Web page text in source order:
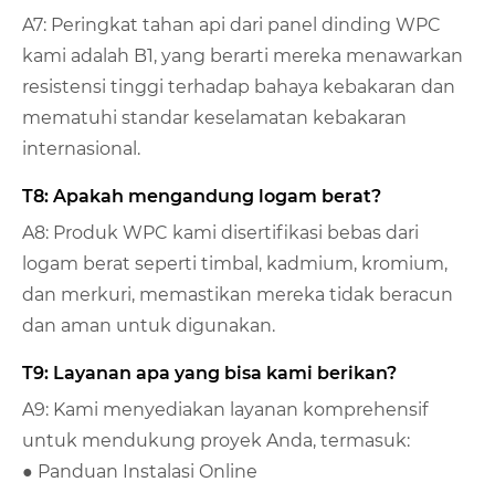
A7: Peringkat tahan api dari panel dinding WPC
kami adalah B1, yang berarti mereka menawarkan
resistensi tinggi terhadap bahaya kebakaran dan
mematuhi standar keselamatan kebakaran
internasional.
T8: Apakah mengandung logam berat?
A8: Produk WPC kami disertifikasi bebas dari
logam berat seperti timbal, kadmium, kromium,
dan merkuri, memastikan mereka tidak beracun
dan aman untuk digunakan.
T9: Layanan apa yang bisa kami berikan?
A9: Kami menyediakan layanan komprehensif
untuk mendukung proyek Anda, termasuk:
● Panduan Instalasi Online